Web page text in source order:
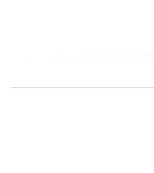
当日は動物が大好き
フォトブースや館内
のも魅力。当日の持